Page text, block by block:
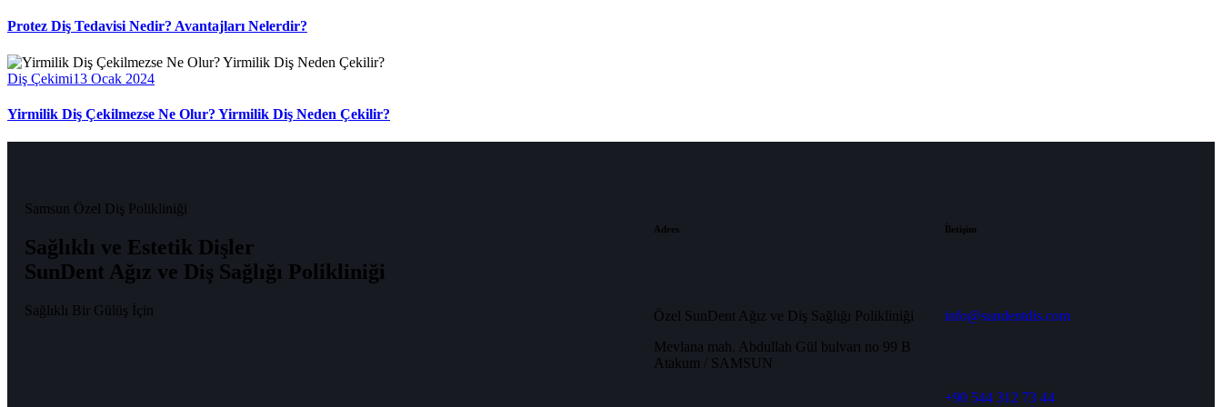
Protez Diş Tedavisi Nedir? Avantajları Nelerdir?
Diş Çekimi13 Ocak 2024
Yirmilik Diş Çekilmezse Ne Olur? Yirmilik Diş Neden Çekilir?
Samsun Özel Diş Polikliniği
Sağlıklı ve Estetik Dişler
SunDent Ağız ve Diş Sağlığı Polikliniği
Sağlıklı Bir Gülüş İçin
Adres
Özel SunDent Ağız ve Diş Sağlığı Polikliniği
Mevlana mah. Abdullah Gül bulvarı no 99 B
Atakum / SAMSUN
İletişim
info@sundentdis.com
+90 544 312 73 44